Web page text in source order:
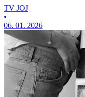
TV JOJ
•
06. 01. 2026